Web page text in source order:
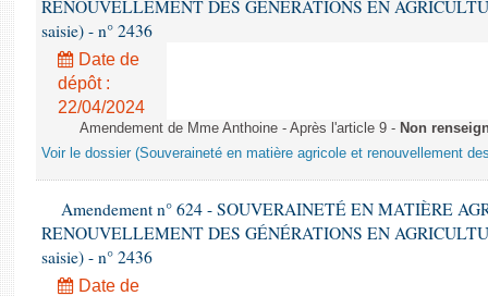
RENOUVELLEMENT DES GÉNÉRATIONS EN
saisie) - n° 2436
Date de
dépôt :
22/04/2024
Amendement de Mme Anthoine - Après l'article 9 - Non
Voir le dossier (Souveraineté en matière agricole et renouvellement
Amendement n° 624 - SOUVERAINETÉ EN MATIÈRE
RENOUVELLEMENT DES GÉNÉRATIONS EN
saisie) - n° 2436
Date de